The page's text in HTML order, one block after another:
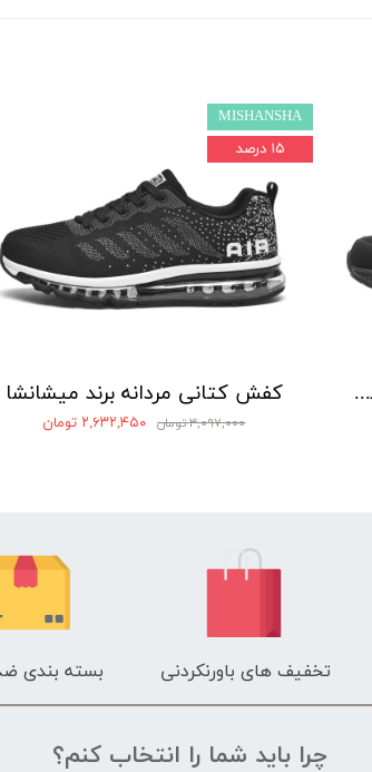
کفش کتانی مردانه برند میشانشا
۳,۰۹۷,۰۰۰ تومان ۲,۶۳۲,۴۵۰ تومان
MISHANSHA
۱۵ درصد
کفش طبیعت‌گردی کرویت مردانه مدل P00268
تخفیف های باورنکردنی بسته بندی
چرا باید شما را انتخاب کنم؟